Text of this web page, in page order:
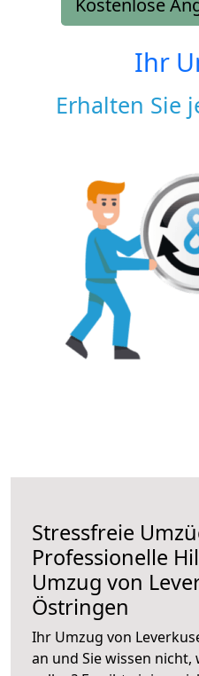
Ihr
Erhalten Sie
Stressfreie
Professionelle
Umzug von
Östringen
Ihr Umzug von
an und Sie wissen nicht,